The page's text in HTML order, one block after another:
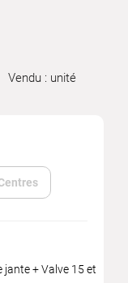
Vendu : unité
+ Valve 15 et